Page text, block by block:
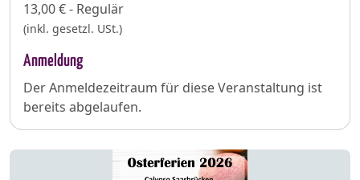
13,00 € - Regulär
(inkl. gesetzl. USt.)
Anmeldung
Der Anmeldezeitraum für diese Veranstaltung ist
bereits abgelaufen.